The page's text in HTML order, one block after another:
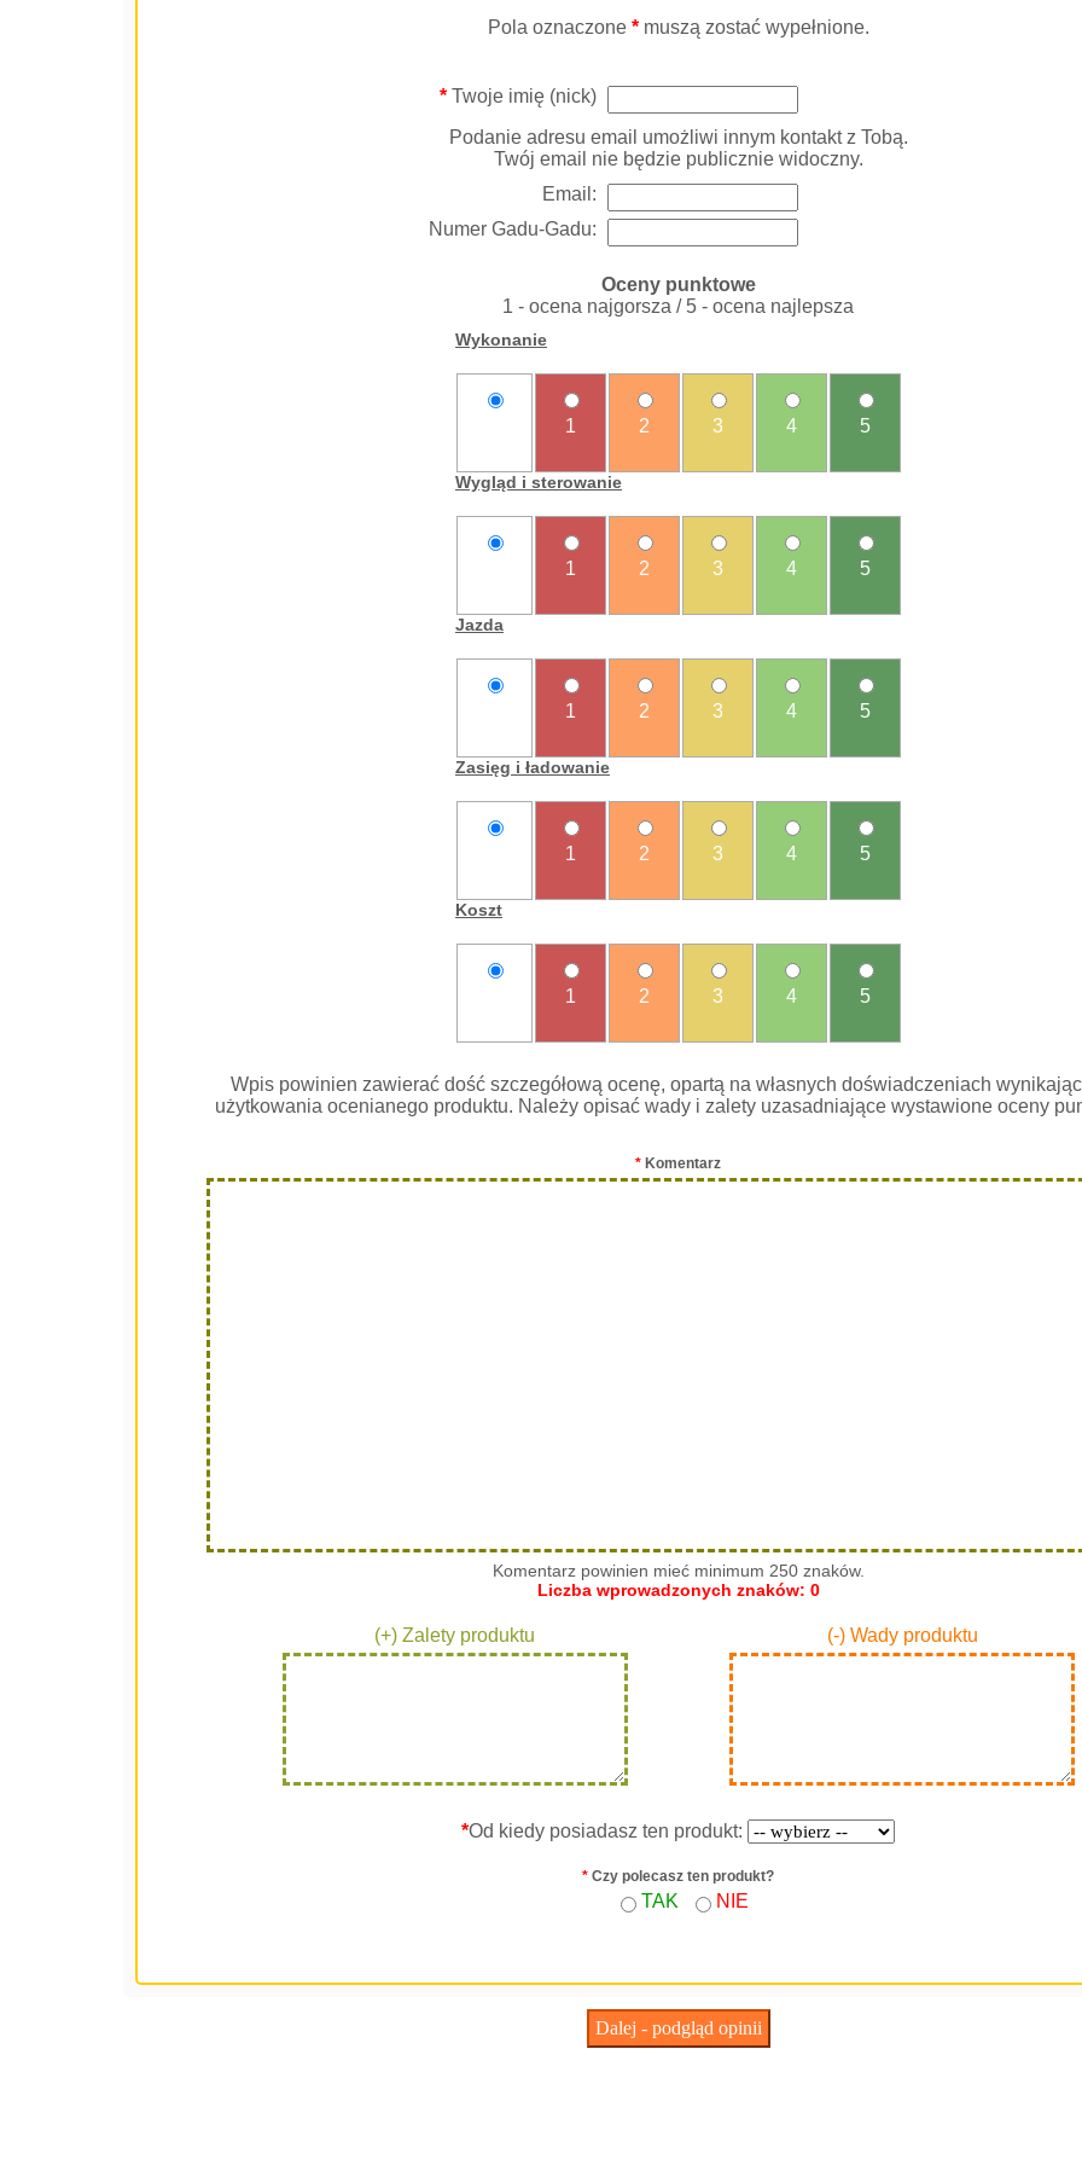
Pola oznaczone *muszą zostać wypełnione.
*Twoje imię (nick)
Podanie adresu email umożliwi innym kontakt z Tobą.
Twój email nie będzie publicznie widoczny.
Email:
Numer Gadu-Gadu:
Oceny punktowe
1 - ocena najgorsza / 5 - ocena najlepsza
Wykonanie
1 2 3 4 5
Wygląd i sterowanie
1 2 3 4 5
Jazda
1 2 3 4 5
Zasięg i ładowanie
1 2 3 4 5
Koszt
1 2 3 4 5
Wpis powinien zawierać dość szczegółową ocenę, opartą na własnych doświadczeniach
użytkowania ocenianego produktu. Należy opisać wady i zalety uzasadniające wystawione oceny
* Komentarz
Komentarz powinien mieć minimum 250 znaków.
Liczba wprowadzonych znaków: 0
(+) Zalety produktu (-) Wady produktu
*Od kiedy posiadasz ten produkt:
* Czy polecasz ten produkt?
TAK NIE